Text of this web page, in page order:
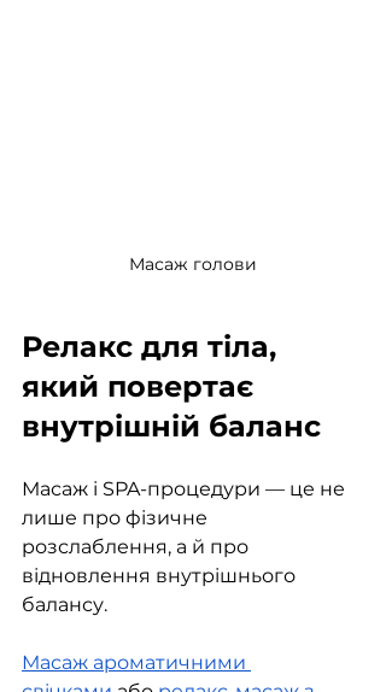
Масаж голови
Релакс для тіла,
який повертає
внутрішній баланс
Масаж і SPA-процедури — це не
лише про фізичне
розслаблення, а й про
відновлення внутрішнього
балансу.
Масаж ароматичними